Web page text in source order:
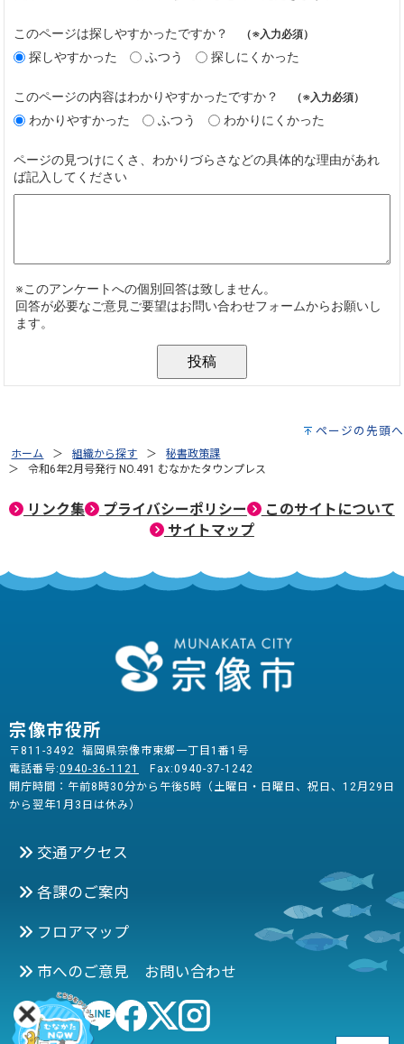
ページの先頭へ
ホーム 組織から探す
秘書政策課
令和6年2月号発行 NO.491 むなかたタウンプレス
リンク集 プライバシーポリシー
このサイトについて
サイトマップ
宗像市役所
〒811-3492 福岡県宗像市東郷一丁目1番1号
電話番号:0940-36-1121
Fax:0940-37-1242
開庁時間：午前8時30分から午後5時（土曜日・日曜日、祝日、12月29日
から翌年1月3日は休み）
交通アクセス
各課のご案内
フロアマップ
市へのご意見 お問い合わせ